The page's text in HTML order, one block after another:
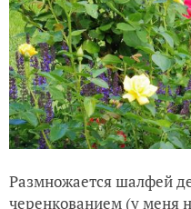
Размножается шалфей
черенкованием (у меня